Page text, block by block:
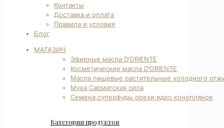
Контакты
Доставка и оплата
Правила и условия
Блог
МАГАЗИН
Эфирные масла D’ORIENTE
Косметические масла D’ORIENTE
Масла пищевые растительные холодного
Мука Сарматская сила
Семена,суперфуды,орехи,ядро конопляное
Категории продуктов